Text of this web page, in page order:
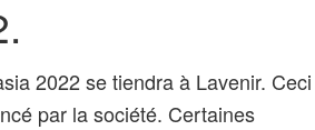
2022 se tiendra à Lavenir. Ceci
par la société. Certaines